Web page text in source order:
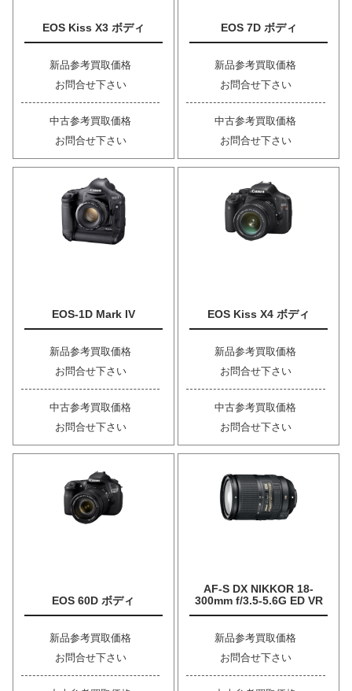
EOS Kiss X3 ボディ
新品参考買取価格
お問合せ下さい
中古参考買取価格
お問合せ下さい
EOS 7D ボディ
新品参考買取価格
お問合せ下さい
中古参考買取価格
お問合せ下さい
EOS-1D Mark IV
新品参考買取価格
お問合せ下さい
中古参考買取価格
お問合せ下さい
EOS Kiss X4 ボディ
新品参考買取価格
お問合せ下さい
中古参考買取価格
お問合せ下さい
EOS 60D ボディ
新品参考買取価格
お問合せ下さい
AF-S DX NIKKOR 18-
300mm f/3.5-5.6G ED VR
新品参考買取価格
お問合せ下さい